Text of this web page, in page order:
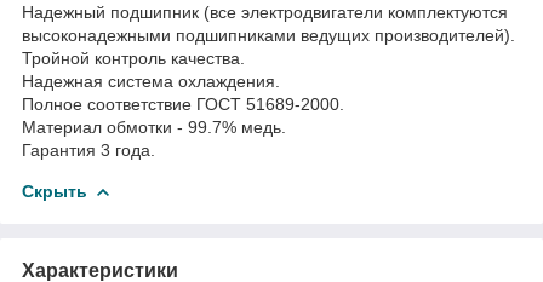
Надежный подшипник (все электродвигатели комплектуются
высоконадежными подшипниками ведущих производителей).
Тройной контроль качества.
Надежная система охлаждения.
Полное соответствие ГОСТ 51689-2000.
Материал обмотки - 99.7% медь.
Гарантия 3 года.
Скрыть
Характеристики